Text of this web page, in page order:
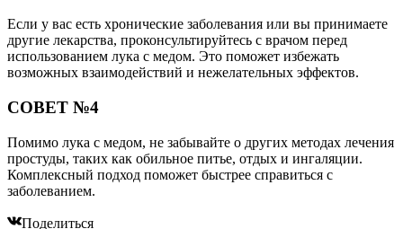
Если у вас есть хронические заболевания или вы принимаете
другие лекарства, проконсультируйтесь с врачом перед
использованием лука с медом. Это поможет избежать
возможных взаимодействий и нежелательных эффектов.
СОВЕТ №4
Помимо лука с медом, не забывайте о других методах лечения
простуды, таких как обильное питье, отдых и ингаляции.
Комплексный подход поможет быстрее справиться с
заболеванием.
Поделиться